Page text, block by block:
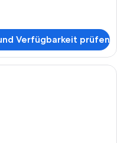
Verfügbarkeit prüfen
Hotelzimmer mit einem Bett,